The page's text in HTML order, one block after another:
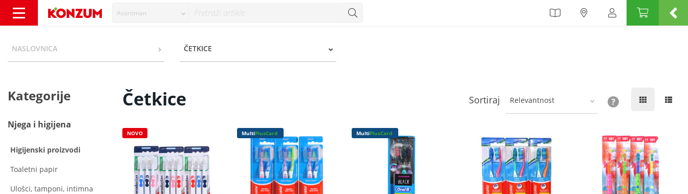
Asortiman
NASLOVNICA ČETKICE
Kategorije
Njega i higijena
Higijenski proizvodi
Toaletni papir
Ulošci, tamponi, intimna
Četkice Sortiraj Relevantnost
NOVO MultiPlusCard MultiPlusCard